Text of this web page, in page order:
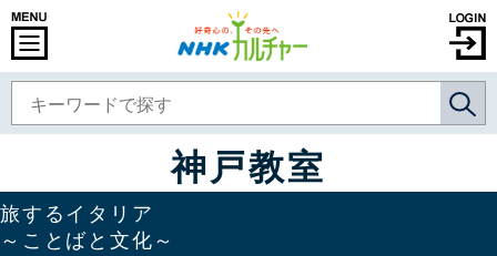
神戸教室
旅するイタリア
～ことばと文化～